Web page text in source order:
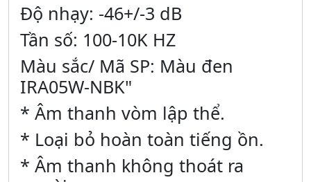
Độ nhạy: -46+/-3 dB
Tần số: 100-10K HZ
Màu sắc/ Mã SP: Màu đen
IRA05W-NBK"
* Âm thanh vòm lập thể.
* Loại bỏ hoàn toàn tiếng ồn.
* Âm thanh không thoát ra